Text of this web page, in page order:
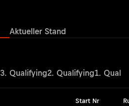
Aktueller Stand
3. Qualifying2. Qualifying1.
Start Nr